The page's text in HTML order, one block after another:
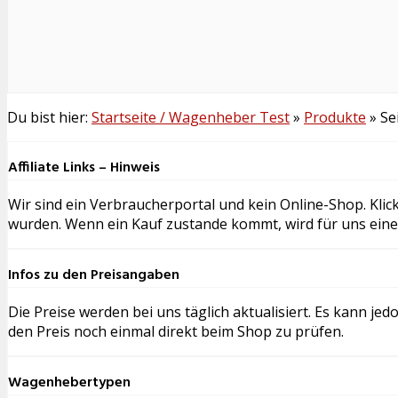
Du bist hier: Startseite / Wagenheber Test» Produkte »
Affiliate Links – Hinweis
Wir sind ein Verbraucherportal und kein Online-Shop.
wurden. Wenn ein Kauf zustande kommt, wird für uns
Infos zu den Preisangaben
Die Preise werden bei uns täglich aktualisiert. Es kann
den Preis noch einmal direkt beim Shop zu prüfen.
Wagenhebertypen